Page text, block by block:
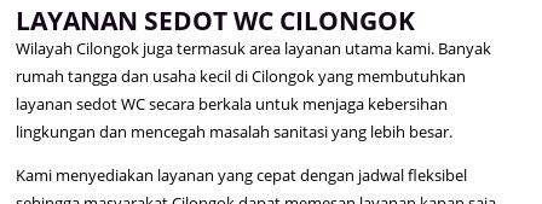
LAYANAN SEDOT WC CILONGOK
Wilayah Cilongok juga termasuk area layanan utama kami. Banyak
rumah tangga dan usaha kecil di Cilongok yang membutuhkan
layanan sedot WC secara berkala untuk menjaga kebersihan
lingkungan dan mencegah masalah sanitasi yang lebih besar.
Kami menyediakan layanan yang cepat dengan jadwal fleksibel